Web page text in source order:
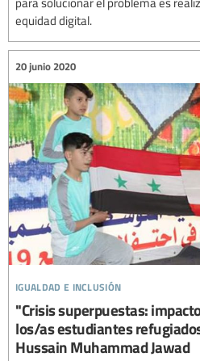
equidad digital.
igualdad e inclusión
20 junio 2020
"Crisis superpuestas:
los/as estudiantes
Hussain Muhammad Jawad